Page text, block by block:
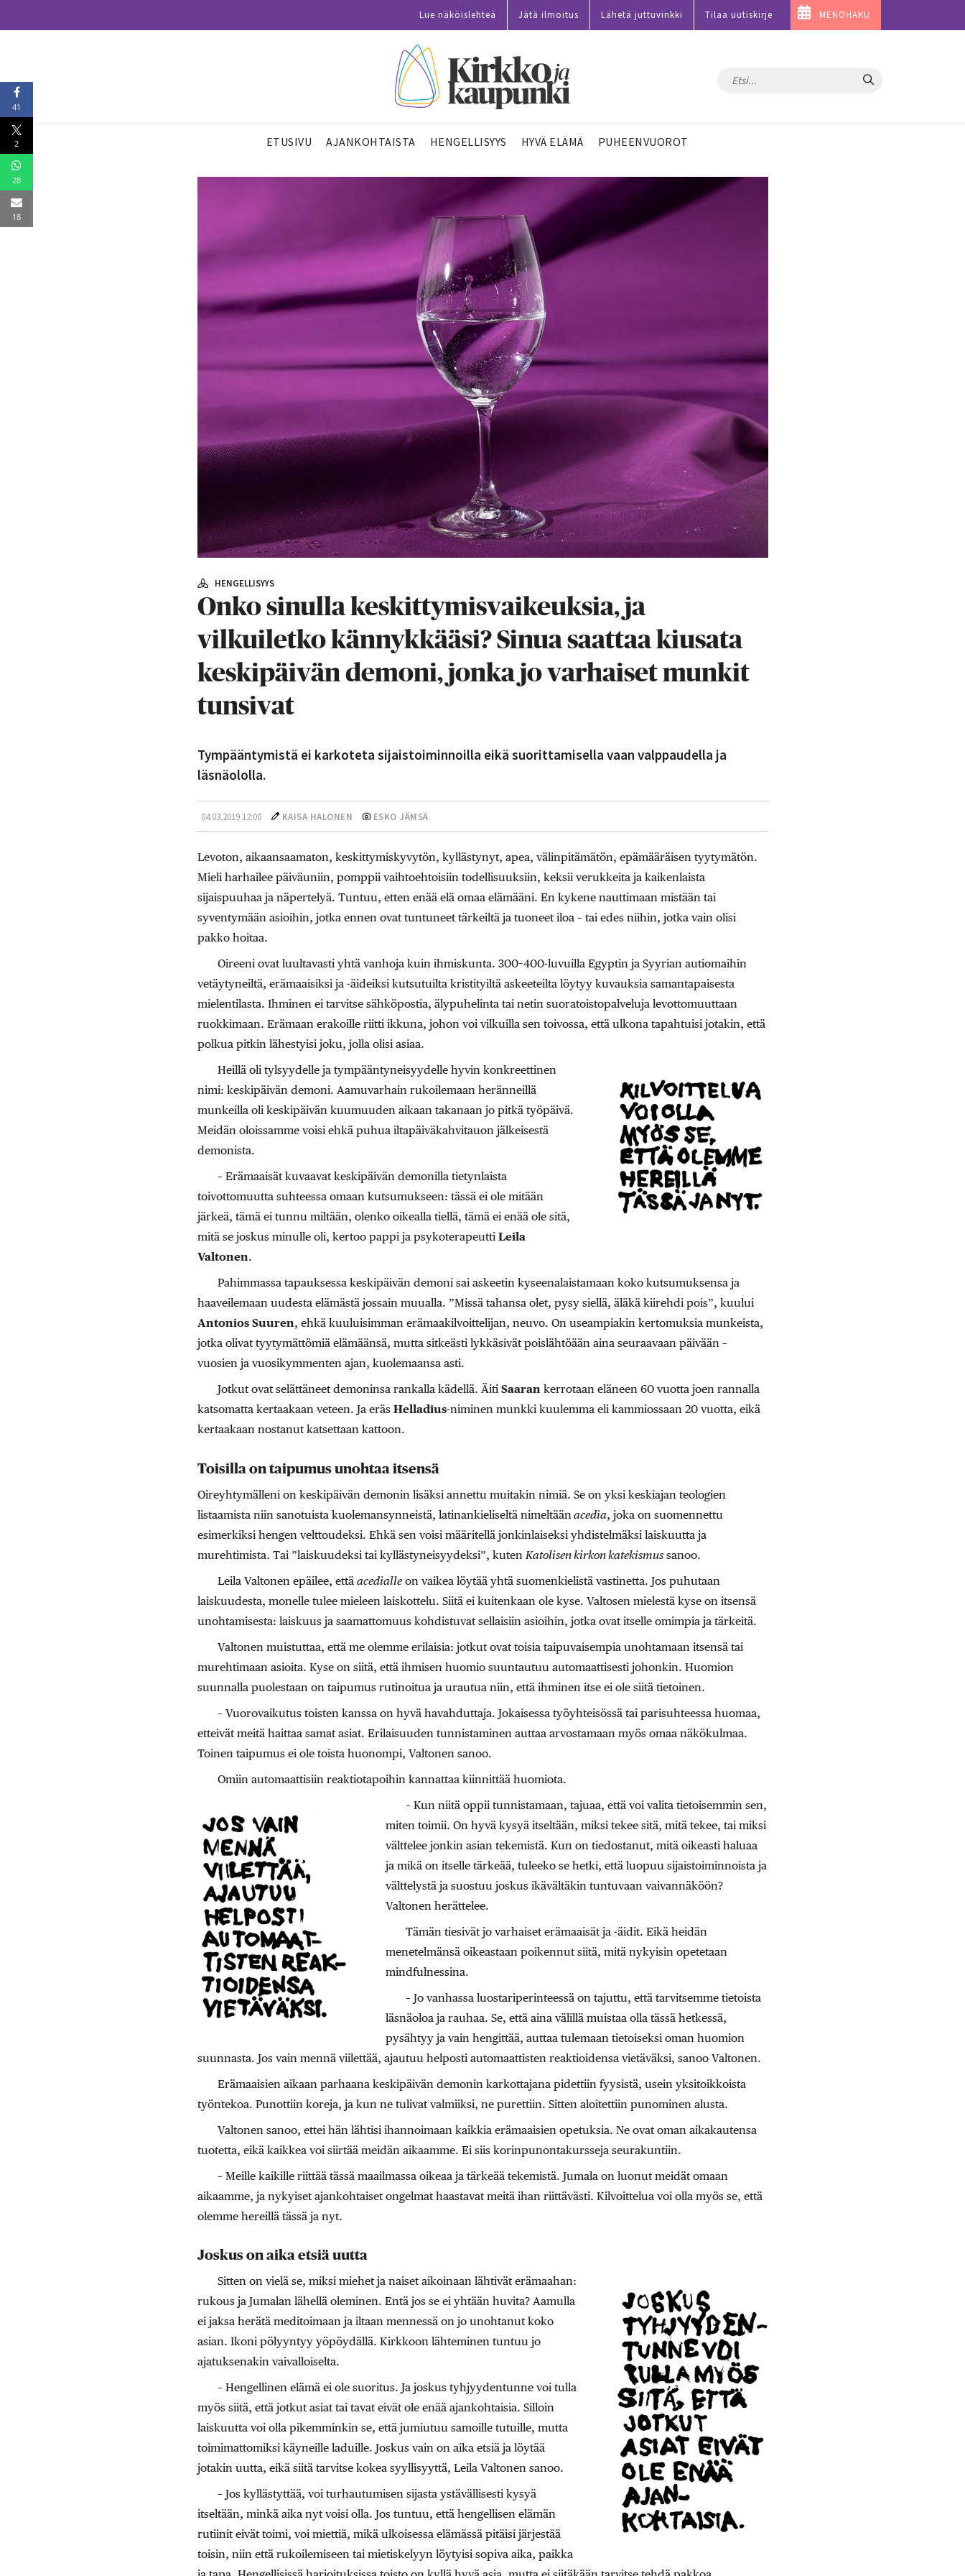
Lue näköislehteä Jätä ilmoitus Lähetä juttuvinkki Tilaa uutiskirje MENOHAKU
Hae
ETUSIVU AJANKOHTAISTA HENGELLISYYS HYVÄ ELÄMÄ PUHEENVUOROT
HENGELLISYYS
Onko sinulla keskittymisvaikeuksia, ja
vilkuiletko kännykkääsi? Sinua saattaa kiusata
keskipäivän demoni, jonka jo varhaiset munkit
tunsivat
Tympääntymistä ei karkoteta sijaistoiminnoilla eikä suorittamisella vaan valppaudella ja
läsnäololla.
04.03.2019 12:00 KAISA HALONEN ESKO JÄMSÄ
Levoton, aikaansaamaton, keskittymiskyvytön, kyllästynyt, apea, välinpitämätön, epämääräisen tyytymätön.
Mieli harhailee päiväuniin, pomppii vaihtoehtoisiin todellisuuksiin, keksii verukkeita ja kaikenlaista
sijaispuuhaa ja näpertelyä. Tuntuu, etten enää elä omaa elämääni. En kykene nauttimaan mistään tai
syventymään asioihin, jotka ennen ovat tuntuneet tärkeiltä ja tuoneet iloa – tai edes niihin, jotka vain olisi
pakko hoitaa.
Oireeni ovat luultavasti yhtä vanhoja kuin ihmiskunta. 300–400-luvuilla Egyptin ja Syyrian autiomaihin
vetäytyneiltä, erämaaisiksi ja -äideiksi kutsutuilta kristityiltä askeeteilta löytyy kuvauksia samantapaisesta
mielentilasta. Ihminen ei tarvitse sähköpostia, älypuhelinta tai netin suoratoistopalveluja levottomuuttaan
ruokkimaan. Erämaan erakoille riitti ikkuna, johon voi vilkuilla sen toivossa, että ulkona tapahtuisi jotakin, että
polkua pitkin lähestyisi joku, jolla olisi asiaa.
Heillä oli tylsyydelle ja tympääntyneisyydelle hyvin konkreettinen
nimi: keskipäivän demoni. Aamuvarhain rukoilemaan heränneillä
munkeilla oli keskipäivän kuumuuden aikaan takanaan jo pitkä työpäivä.
Meidän oloissamme voisi ehkä puhua iltapäiväkahvitauon jälkeisestä
demonista.
– Erämaaisät kuvaavat keskipäivän demonilla tietynlaista
toivottomuutta suhteessa omaan kutsumukseen: tässä ei ole mitään
järkeä, tämä ei tunnu miltään, olenko oikealla tiellä, tämä ei enää ole sitä,
mitä se joskus minulle oli, kertoo pappi ja psykoterapeutti Leila
Valtonen.
Pahimmassa tapauksessa keskipäivän demoni sai askeetin kyseenalaistamaan koko kutsumuksensa ja
haaveilemaan uudesta elämästä jossain muualla. ”Missä tahansa olet, pysy siellä, äläkä kiirehdi pois”, kuului
Antonios Suuren, ehkä kuuluisimman erämaakilvoittelijan, neuvo. On useampiakin kertomuksia munkeista,
jotka olivat tyytymättömiä elämäänsä, mutta sitkeästi lykkäsivät poislähtöään aina seuraavaan päivään –
vuosien ja vuosikymmenten ajan, kuolemaansa asti.
Jotkut ovat selättäneet demoninsa rankalla kädellä. Äiti Saarankerrotaan eläneen 60 vuotta joen rannalla
katsomatta kertaakaan veteen. Ja eräs Helladius-niminen munkki kuulemma eli kammiossaan 20 vuotta, eikä
kertaakaan nostanut katsettaan kattoon.
Toisilla on taipumus unohtaa itsensä
Oireyhtymälleni on keskipäivän demonin lisäksi annettu muitakin nimiä. Se on yksi keskiajan teologien
listaamista niin sanotuista kuolemansynneistä, latinankieliseltä nimeltään acedia, joka on suomennettu
esimerkiksi hengen velttoudeksi. Ehkä sen voisi määritellä jonkinlaiseksi yhdistelmäksi laiskuutta ja
murehtimista. Tai ”laiskuudeksi tai kyllästyneisyydeksi”, kuten Katolisen kirkon katekismussanoo.
Leila Valtonen epäilee, että acedialleon vaikea löytää yhtä suomenkielistä vastinetta. Jos puhutaan
laiskuudesta, monelle tulee mieleen laiskottelu. Siitä ei kuitenkaan ole kyse. Valtosen mielestä kyse on itsensä
unohtamisesta: laiskuus ja saamattomuus kohdistuvat sellaisiin asioihin, jotka ovat itselle omimpia ja tärkeitä.
Valtonen muistuttaa, että me olemme erilaisia: jotkut ovat toisia taipuvaisempia unohtamaan itsensä tai
murehtimaan asioita. Kyse on siitä, että ihmisen huomio suuntautuu automaattisesti johonkin. Huomion
suunnalla puolestaan on taipumus rutinoitua ja urautua niin, että ihminen itse ei ole siitä tietoinen.
– Vuorovaikutus toisten kanssa on hyvä havahduttaja. Jokaisessa työyhteisössä tai parisuhteessa huomaa,
etteivät meitä haittaa samat asiat. Erilaisuuden tunnistaminen auttaa arvostamaan myös omaa näkökulmaa.
Toinen taipumus ei ole toista huonompi, Valtonen sanoo.
Omiin automaattisiin reaktiotapoihin kannattaa kiinnittää huomiota.
– Kun niitä oppii tunnistamaan, tajuaa, että voi valita tietoisemmin sen,
miten toimii. On hyvä kysyä itseltään, miksi tekee sitä, mitä tekee, tai miksi
välttelee jonkin asian tekemistä. Kun on tiedostanut, mitä oikeasti haluaa
ja mikä on itselle tärkeää, tuleeko se hetki, että luopuu sijaistoiminnoista ja
välttelystä ja suostuu joskus ikävältäkin tuntuvaan vaivannäköön?
Valtonen herättelee.
Tämän tiesivät jo varhaiset erämaaisät ja -äidit. Eikä heidän
menetelmänsä oikeastaan poikennut siitä, mitä nykyisin opetetaan
mindfulnessina.
– Jo vanhassa luostariperinteessä on tajuttu, että tarvitsemme tietoista
läsnäoloa ja rauhaa. Se, että aina välillä muistaa olla tässä hetkessä,
pysähtyy ja vain hengittää, auttaa tulemaan tietoiseksi oman huomion
suunnasta. Jos vain mennä viilettää, ajautuu helposti automaattisten reaktioidensa vietäväksi, sanoo Valtonen.
Erämaaisien aikaan parhaana keskipäivän demonin karkottajana pidettiin fyysistä, usein yksitoikkoista
työntekoa. Punottiin koreja, ja kun ne tulivat valmiiksi, ne purettiin. Sitten aloitettiin punominen alusta.
Valtonen sanoo, ettei hän lähtisi ihannoimaan kaikkia erämaaisien opetuksia. Ne ovat oman aikakautensa
tuotetta, eikä kaikkea voi siirtää meidän aikaamme. Ei siis korinpunontakursseja seurakuntiin.
– Meille kaikille riittää tässä maailmassa oikeaa ja tärkeää tekemistä. Jumala on luonut meidät omaan
aikaamme, ja nykyiset ajankohtaiset ongelmat haastavat meitä ihan riittävästi. Kilvoittelua voi olla myös se, että
olemme hereillä tässä ja nyt.
Joskus on aika etsiä uutta
Sitten on vielä se, miksi miehet ja naiset aikoinaan lähtivät erämaahan:
rukous ja Jumalan lähellä oleminen. Entä jos se ei yhtään huvita? Aamulla
ei jaksa herätä meditoimaan ja iltaan mennessä on jo unohtanut koko
asian. Ikoni pölyyntyy yöpöydällä. Kirkkoon lähteminen tuntuu jo
ajatuksenakin vaivalloiselta.
– Hengellinen elämä ei ole suoritus. Ja joskus tyhjyydentunne voi tulla
myös siitä, että jotkut asiat tai tavat eivät ole enää ajankohtaisia. Silloin
laiskuutta voi olla pikemminkin se, että jumiutuu samoille tutuille, mutta
toimimattomiksi käyneille laduille. Joskus vain on aika etsiä ja löytää
jotakin uutta, eikä siitä tarvitse kokea syyllisyyttä, Leila Valtonen sanoo.
– Jos kyllästyttää, voi turhautumisen sijasta ystävällisesti kysyä
itseltään, minkä aika nyt voisi olla. Jos tuntuu, että hengellisen elämän
rutiinit eivät toimi, voi miettiä, mikä ulkoisessa elämässä pitäisi järjestää
toisin, niin että rukoilemiseen tai mietiskelyyn löytyisi sopiva aika, paikka
41
2
28
18